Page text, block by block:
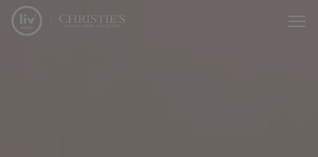
Passer le menu et aller au contenu